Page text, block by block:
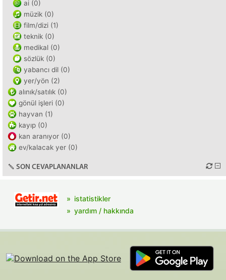
ai (0)
müzik (0)
film/dizi (1)
teknik (0)
medikal (0)
sözlük (0)
yabancı dil (0)
yer/yön (2)
alınık/satılık (0)
gönül işleri (0)
hayvan (1)
kayıp (0)
kan aranıyor (0)
ev/kalacak yer (0)
SON CEVAPLANANLAR
istatistikler
yardım / hakkında